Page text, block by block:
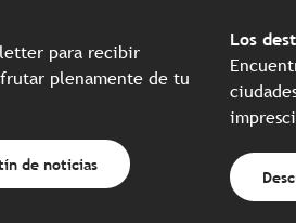
para recibir
plenamente de tu
de noticias
Los